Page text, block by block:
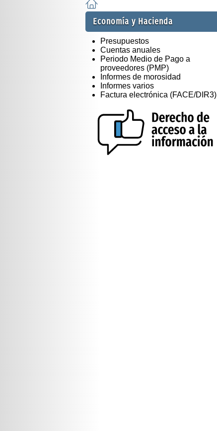
Economía y Hacienda
Presupuestos
Cuentas anuales
Periodo Medio de Pago a
proveedores (PMP)
Informes de morosidad
Informes varios
Factura electrónica (FACE/DIR3)